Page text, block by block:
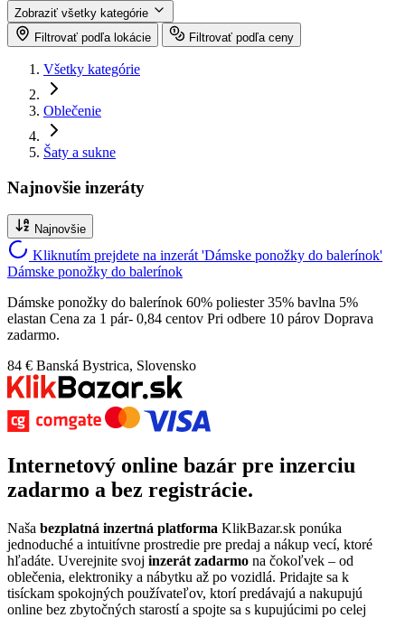
Zobraziť všetky kategórie
Filtrovať podľa lokácie
Filtrovať podľa ceny
Všetky kategórie
Oblečenie
Šaty a sukne
Najnovšie inzeráty
Najnovšie
Kliknutím prejdete na inzerát 'Dámske ponožky do balerínok'
Dámske ponožky do balerínok
Dámske ponožky do balerínok 60% poliester 35% bavlna 5%
elastan Cena za 1 pár- 0,84 centov Pri odbere 10 párov Doprava
zadarmo.
84 € Banská Bystrica, Slovensko
Internetový online bazár pre inzerciu
zadarmo a bez registrácie.
Naša bezplatná inzertná platforma KlikBazar.sk ponúka
jednoduché a intuitívne prostredie pre predaj a nákup vecí, ktoré
hľadáte. Uverejnite svoj inzerát zadarmo na čokoľvek – od
oblečenia, elektroniky a nábytku až po vozidlá. Pridajte sa k
tisíckam spokojných používateľov, ktorí predávajú a nakupujú
online bez zbytočných starostí a spojte sa s kupujúcimi po celej